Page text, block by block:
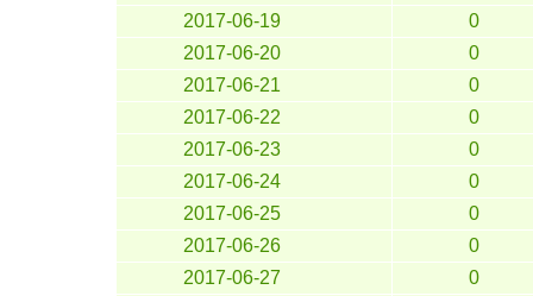
2017-06-19
0
2017-06-20
0
2017-06-21
0
2017-06-22
0
2017-06-23
0
2017-06-24
0
2017-06-25
0
2017-06-26
0
2017-06-27
0